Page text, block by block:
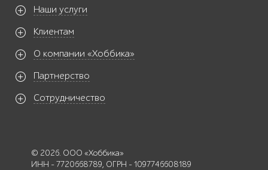
Наши услуги
Клиентам
О компании «Хоббика»
Партнерство
Сотрудничество
© 2026. ООО «Хоббика»
ИНН - 7720668789, ОГРН - 1097746608189